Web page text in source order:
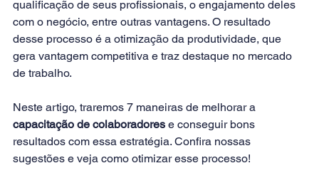
qualificação de seus profissionais, o engajamento deles
com o negócio, entre outras vantagens. O resultado
desse processo é a otimização da produtividade, que
gera vantagem competitiva e traz destaque no mercado
de trabalho.
Neste artigo, traremos 7 maneiras de melhorar a
capacitação de colaboradores e conseguir bons
resultados com essa estratégia. Confira nossas
sugestões e veja como otimizar esse processo!